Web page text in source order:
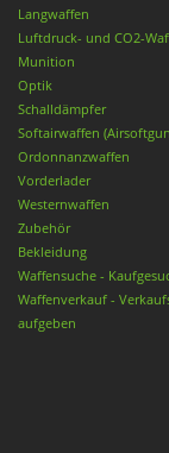
Langwaffen
Luftdruck- und CO2-
Munition
Optik
Schalldämpfer
Softairwaffen
Ordonnanzwaffen
Vorderlader
Westernwaffen
Zubehör
Bekleidung
Waffensuche -
Waffenverkauf -
aufgeben